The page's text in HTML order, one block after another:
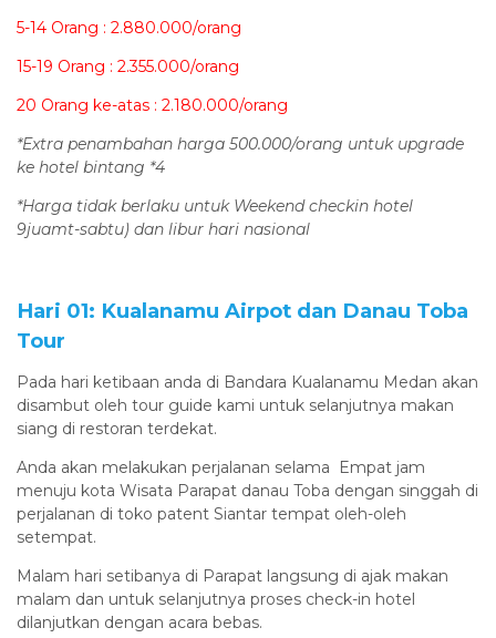
5-14 Orang : 2.880.000/orang
15-19 Orang : 2.355.000/orang
20 Orang ke-atas : 2.180.000/orang
*Extra penambahan harga 500.000/orang untuk upgrade
ke hotel bintang *4
*Harga tidak berlaku untuk Weekend checkin hotel
9juamt-sabtu) dan libur hari nasional
Hari 01: Kualanamu Airpot dan Danau Toba
Tour
Pada hari ketibaan anda di Bandara Kualanamu Medan akan
disambut oleh tour guide kami untuk selanjutnya makan
siang di restoran terdekat.
Anda akan melakukan perjalanan selama Empat jam
menuju kota Wisata Parapat danau Toba dengan singgah di
perjalanan di toko patent Siantar tempat oleh-oleh
setempat.
Malam hari setibanya di Parapat langsung di ajak makan
malam dan untuk selanjutnya proses check-in hotel
dilanjutkan dengan acara bebas.